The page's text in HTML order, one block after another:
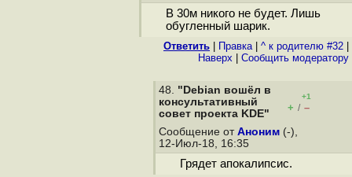
В 30м никого не будет. Лишь
обугленный шарик.
Ответить Правка| ^ к родителю #32
Наверх
Cообщить модератору
48. "Debian вошёл в
консультативный
cовет проекта KDE"
+1
+ / –
Сообщение от Аноним (-),
12-Июл-18, 16:35
Грядет апокалипсис.